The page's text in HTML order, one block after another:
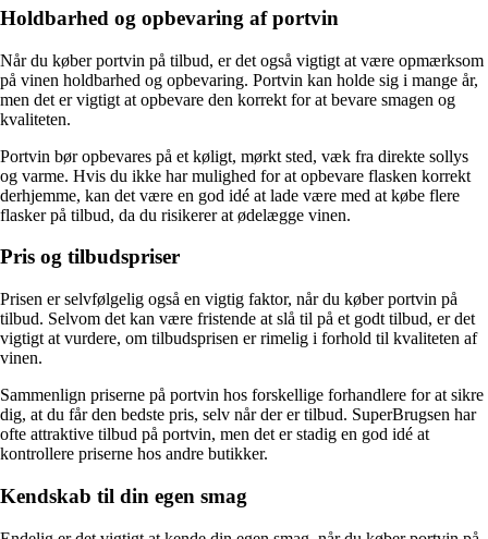
Holdbarhed og opbevaring af portvin
Når du køber portvin på tilbud, er det også vigtigt at være opmærksom
på vinen holdbarhed og opbevaring. Portvin kan holde sig i mange år,
men det er vigtigt at opbevare den korrekt for at bevare smagen og
kvaliteten.
Portvin bør opbevares på et køligt, mørkt sted, væk fra direkte sollys
og varme. Hvis du ikke har mulighed for at opbevare flasken korrekt
derhjemme, kan det være en god idé at lade være med at købe flere
flasker på tilbud, da du risikerer at ødelægge vinen.
Pris og tilbudspriser
Prisen er selvfølgelig også en vigtig faktor, når du køber portvin på
tilbud. Selvom det kan være fristende at slå til på et godt tilbud, er det
vigtigt at vurdere, om tilbudsprisen er rimelig i forhold til kvaliteten af
vinen.
Sammenlign priserne på portvin hos forskellige forhandlere for at sikre
dig, at du får den bedste pris, selv når der er tilbud. SuperBrugsen har
ofte attraktive tilbud på portvin, men det er stadig en god idé at
kontrollere priserne hos andre butikker.
Kendskab til din egen smag